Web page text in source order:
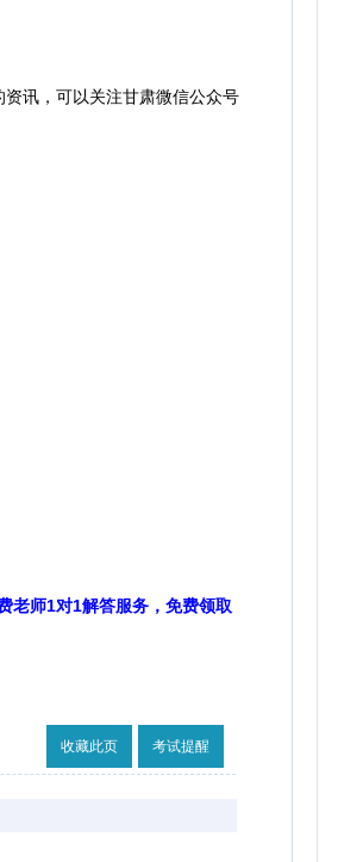
讯，可以关注甘肃微信公众号
老师1对1解答服务，免费领取
收藏此页 考试提醒